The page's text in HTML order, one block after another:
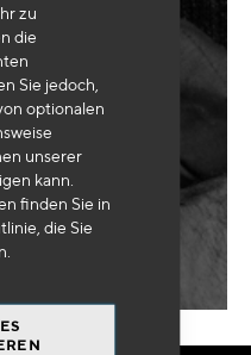
zu
die
Sie jedoch,
optionalen
unserer
kann.
finden Sie in
die Sie